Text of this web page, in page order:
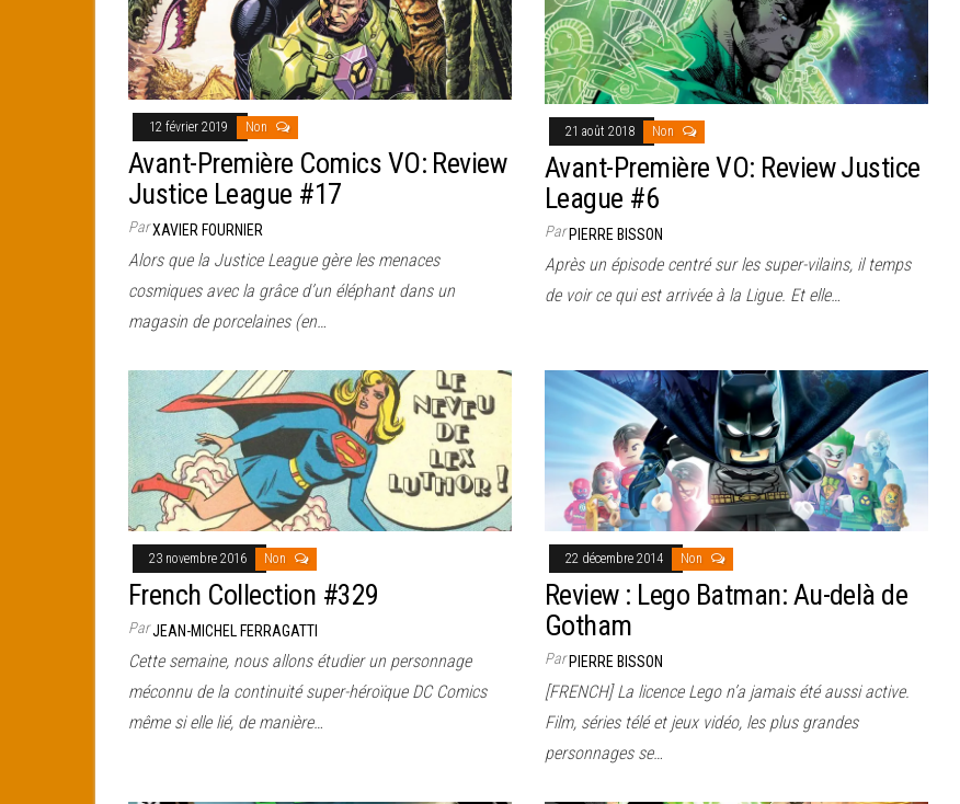
12 février 2019 Non
Avant-Première Comics VO: Review
Justice League #17
ParXAVIER FOURNIER
Alors que la Justice League gère les menaces
cosmiques avec la grâce d’un éléphant dans un
magasin de porcelaines (en…
21 août 2018 Non
Avant-Première VO: Review Justice
League #6
ParPIERRE BISSON
Après un épisode centré sur les super-vilains, il temps
de voir ce qui est arrivée à la Ligue. Et elle…
23 novembre 2016 Non
French Collection #329
ParJEAN-MICHEL FERRAGATTI
Cette semaine, nous allons étudier un personnage
méconnu de la continuité super-héroïque DC Comics
même si elle lié, de manière…
22 décembre 2014 Non
Review : Lego Batman: Au-delà de
Gotham
ParPIERRE BISSON
[FRENCH] La licence Lego n’a jamais été aussi active.
Film, séries télé et jeux vidéo, les plus grandes
personnages se…